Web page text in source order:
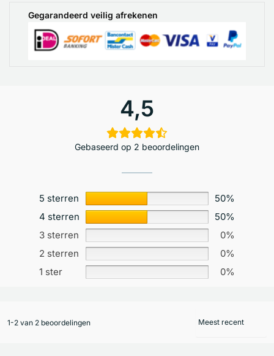
Gegarandeerd veilig afrekenen
4,5
Gebaseerd op 2 beoordelingen
5 sterren
50%
4 sterren
50%
3 sterren
0%
2 sterren
0%
1 ster
0%
1-2 van 2 beoordelingen